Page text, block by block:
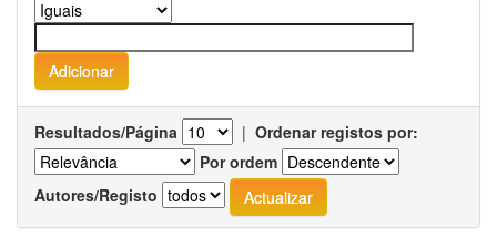
Resultados/Página | Ordenar registos por:
Por ordem
Autores/Registo